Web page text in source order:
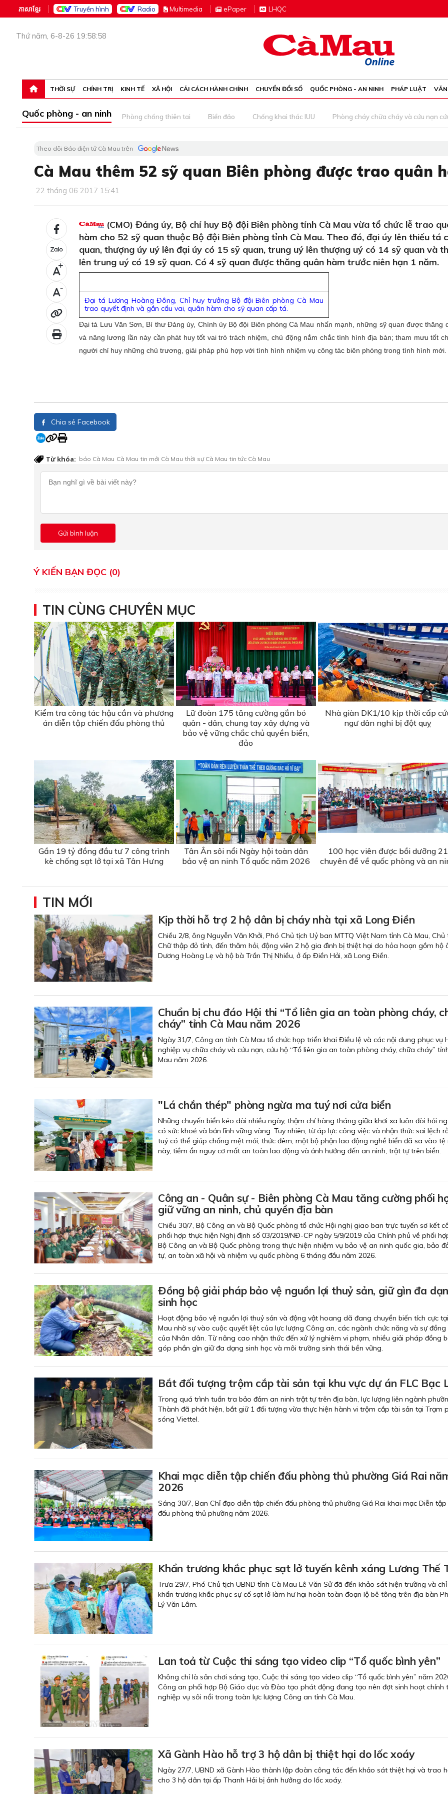
ភាសាខ្មែរ Truyền hình Radio Multimedia ePaper LHQC
Thứ năm, 6-8-26 19:58:58
THỜI SỰ CHÍNH TRỊ KINH TẾ XÃ HỘI CẢI CÁCH HÀNH CHÍNH CHUYỂN ĐỔI SỐ QUỐC PHÒNG - AN NINH PHÁP LUẬT
Quốc phòng - an ninh Phòng chống thiên tai Biển đảo Chống khai thác IUU Phòng cháy chữa cháy và cứu nạn
Theo dõi Báo điện tử Cà Mau trên
Cà Mau thêm 52 sỹ quan Biên phòng được trao quân
22 tháng 06 2017 15:41
+
-
(CMO) Đảng ủy, Bộ chỉ huy Bộ đội Biên phòng tỉnh Cà Mau vừa tổ chức lễ trao
hàm cho 52 sỹ quan thuộc Bộ đội Biên phòng tỉnh Cà Mau. Theo đó, đại úy lên thiếu tá
quan, thượng úy uý lên đại úy có 15 sỹ quan, trung uý lên thượng uý có 14 sỹ quan và
lên trung uý có 19 sỹ quan. Có 4 sỹ quan được thăng quân hàm trước niên hạn 1 năm.
Đại tá Lương Hoàng Đông, Chỉ huy trưởng Bộ đội Biên phòng Cà Mau
trao quyết định và gắn cầu vai, quân hàm cho sỹ quan cấp tá.
Đại tá Lưu Văn Sơn, Bí thư Đảng ủy, Chính ủy Bộ đội Biên phòng Cà Mau nhấn mạnh, những sỹ quan được thăng
và nâng lương lần này cần phát huy tốt vai trò trách nhiệm, chủ động nắm chắc tình hình địa bàn; tham mưu tốt
người chỉ huy những chủ trương, giải pháp phù hợp với tình hình nhiệm vụ công tác biên phòng trong tình hình mới.
Chia sẻ Facebook
Từ khóa: báo Cà Mau Cà Mau tin mới Cà Mau thời sự Cà Mau tin tức Cà Mau
Ý KIẾN BẠN ĐỌC (0)
TIN CÙNG CHUYÊN MỤC
Kiểm tra công tác hậu cần và phương
án diễn tập chiến đấu phòng thủ
Lữ đoàn 175 tăng cường gắn bó
quân - dân, chung tay xây dựng và
bảo vệ vững chắc chủ quyền biển,
đảo
Nhà giàn DK1/10 kịp thời cấp
ngư dân nghi bị đột quỵ
Gần 19 tỷ đồng đầu tư 7 công trình
kè chống sạt lở tại xã Tân Hưng
Tân Ân sôi nổi Ngày hội toàn dân
bảo vệ an ninh Tổ quốc năm 2026
100 học viên được bồi dưỡng 21
chuyên đề về quốc phòng và an
TIN MỚI
Kịp thời hỗ trợ 2 hộ dân bị cháy nhà tại xã Long Điền
Chiều 2/8, ông Nguyễn Văn Khởi, Phó Chủ tịch Uỷ ban MTTQ Việt Nam tỉnh Cà Mau, Chủ
Chữ thập đỏ tỉnh, đến thăm hỏi, động viên 2 hộ gia đình bị thiệt hại do hỏa hoạn gồm hộ
Dương Hoàng Lẹ và hộ bà Trần Thị Nhiều, ở ấp Điền Hải, xã Long Điền.
Chuẩn bị chu đáo Hội thi “Tổ liên gia an toàn phòng cháy,
cháy” tỉnh Cà Mau năm 2026
Ngày 31/7, Công an tỉnh Cà Mau tổ chức họp triển khai Điều lệ và các nội dung phục vụ
nghiệp vụ chữa cháy và cứu nạn, cứu hộ “Tổ liên gia an toàn phòng cháy, chữa cháy”
Mau năm 2026.
"Lá chắn thép" phòng ngừa ma tuý nơi cửa biển
Những chuyến biển kéo dài nhiều ngày, thậm chí hàng tháng giữa khơi xa luôn đòi hỏi
có sức khoẻ và bản lĩnh vững vàng. Tuy nhiên, từ áp lực công việc và nhận thức sai lệch
tuý có thể giúp chống mệt mỏi, thức đêm, một bộ phận lao động nghề biển đã sa vào tệ
này, tiềm ẩn nguy cơ mất an toàn lao động và ảnh hưởng đến an ninh, trật tự trên biển.
Công an - Quân sự - Biên phòng Cà Mau tăng cường phối
giữ vững an ninh, chủ quyền địa bàn
Chiều 30/7, Bộ Công an và Bộ Quốc phòng tổ chức Hội nghị giao ban trực tuyến sơ kết
phối hợp thực hiện Nghị định số 03/2019/NĐ-CP ngày 5/9/2019 của Chính phủ về phối
Bộ Công an và Bộ Quốc phòng trong thực hiện nhiệm vụ bảo vệ an ninh quốc gia, bảo
tự, an toàn xã hội và nhiệm vụ quốc phòng 6 tháng đầu năm 2026.
Đồng bộ giải pháp bảo vệ nguồn lợi thuỷ sản, giữ gìn đa
sinh học
Hoạt động bảo vệ nguồn lợi thuỷ sản và động vật hoang dã đang chuyển biến tích cực
Mau nhờ sự vào cuộc quyết liệt của lực lượng Công an, các ngành chức năng và sự đồng
của Nhân dân. Từ nâng cao nhận thức đến xử lý nghiêm vi phạm, nhiều giải pháp đồng
góp phần gìn giữ đa dạng sinh học và môi trường sinh thái bền vững.
Bắt đối tượng trộm cắp tài sản tại khu vực dự án FLC Bạc
Trong quá trình tuần tra bảo đảm an ninh trật tự trên địa bàn, lực lượng liên ngành
Thành đã phát hiện, bắt giữ 1 đối tượng vừa thực hiện hành vi trộm cắp tài sản tại Trạm
sóng Viettel.
Khai mạc diễn tập chiến đấu phòng thủ phường Giá Rai
2026
Sáng 30/7, Ban Chỉ đạo diễn tập chiến đấu phòng thủ phường Giá Rai khai mạc Diễn tập
đấu phòng thủ phường năm 2026.
Khẩn trương khắc phục sạt lở tuyến kênh xáng Lương Thế
Trưa 29/7, Phó Chủ tịch UBND tỉnh Cà Mau Lê Văn Sử đã đến khảo sát hiện trường và
khẩn trương khắc phục sự cố sạt lở làm hư hại hoàn toàn đoạn lộ bê tông trên địa bàn
Lý Văn Lâm.
Lan toả từ Cuộc thi sáng tạo video clip “Tổ quốc bình yên”
Không chỉ là sân chơi sáng tạo, Cuộc thi sáng tạo video clip “Tổ quốc bình yên” năm
Công an phối hợp Bộ Giáo dục và Đào tạo phát động đang tạo nên đợt sinh hoạt chính
nghiệp vụ sôi nổi trong toàn lực lượng Công an tỉnh Cà Mau.
Xã Gành Hào hỗ trợ 3 hộ dân bị thiệt hại do lốc xoáy
Ngày 27/7, UBND xã Gành Hào thành lập đoàn công tác đến khảo sát thiệt hại và trao
cho 3 hộ dân tại ấp Thanh Hải bị ảnh hưởng do lốc xoáy.